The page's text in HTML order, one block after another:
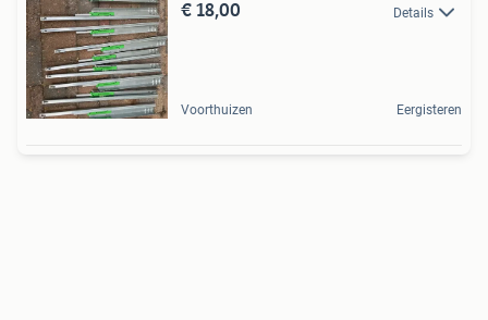
€ 18,00 Details
Voorthuizen Eergisteren